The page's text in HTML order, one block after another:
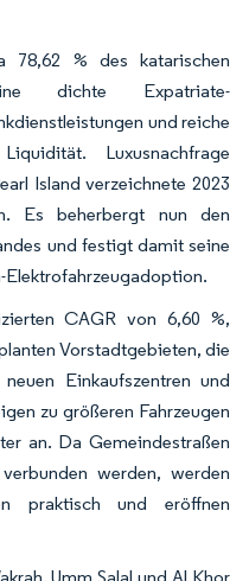
78,62 % des katarischen
dichte Expatriate-
und reiche
Luxusnachfrage
Island verzeichnete 2023
Es beherbergt nun den
und festigt damit seine
Elektrofahrzeugadoption.
CAGR von 6,60 %,
Vorstadtgebieten, die
Einkaufszentren und
zu größeren Fahrzeugen
an. Da Gemeindestraßen
werden, werden
praktisch und eröffnen